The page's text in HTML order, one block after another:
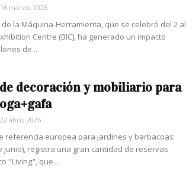
16 marzo, 2026
la Máquina-Herramienta, que se celebró del 2 al
Centre (BIC), ha generado un impacto
de...
decoración y mobiliario para
22 abril, 2026
referencia europea para jardines y barbacoas
junio), registra una gran cantidad de reservas
"Living", que...